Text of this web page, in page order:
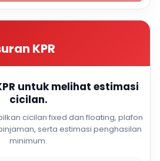
KPR
untuk melihat estimasi
cicilan.
cicilan fixed dan floating, plafon
serta estimasi penghasilan
minimum.